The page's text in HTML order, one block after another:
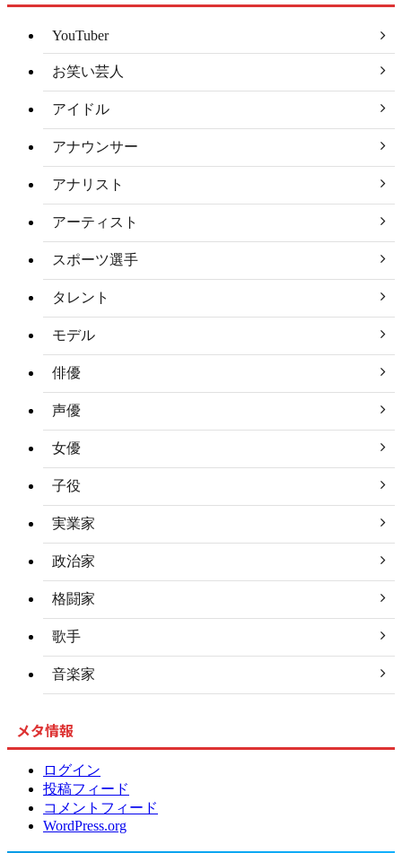
YouTuber
お笑い芸人
アイドル
アナウンサー
アナリスト
アーティスト
スポーツ選手
タレント
モデル
俳優
声優
女優
子役
実業家
政治家
格闘家
歌手
音楽家
メタ情報
ログイン
投稿フィード
コメントフィード
WordPress.org